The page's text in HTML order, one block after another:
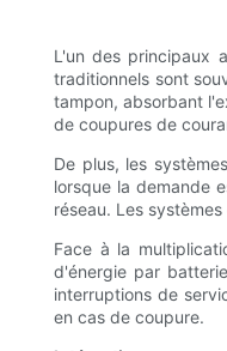
L'un des principaux
traditionnels sont
tampon, absorbant
de coupures de
De plus, les
lorsque la demande
réseau. Les
Face à la
d'énergie par
interruptions de
en cas de coupure.